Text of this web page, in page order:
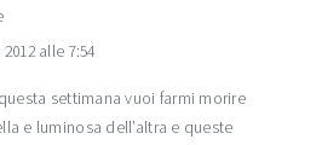
alle 7:54
settimana vuoi farmi morire
e luminosa dell’altra e queste